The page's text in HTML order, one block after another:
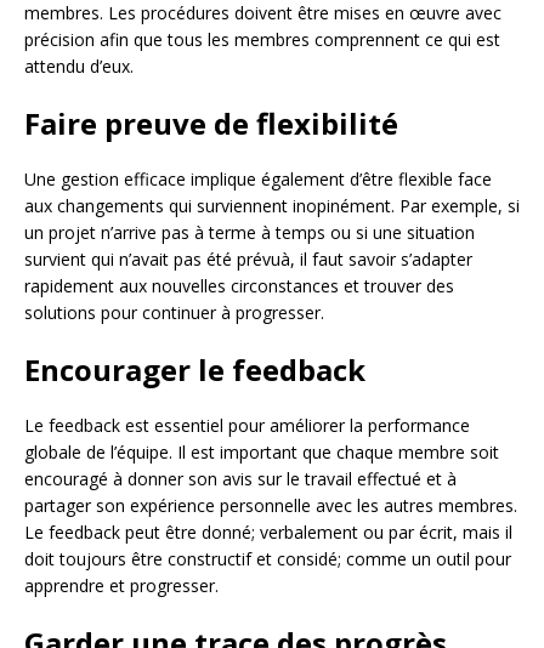
membres. Les procédures doivent être mises en œuvre avec
précision afin que tous les membres comprennent ce qui est
attendu d’eux.
Faire preuve de flexibilité
Une gestion efficace implique également d’être flexible face
aux changements qui surviennent inopinément. Par exemple, si
un projet n’arrive pas à terme à temps ou si une situation
survient qui n’avait pas été prévuà, il faut savoir s’adapter
rapidement aux nouvelles circonstances et trouver des
solutions pour continuer à progresser.
Encourager le feedback
Le feedback est essentiel pour améliorer la performance
globale de l’équipe. Il est important que chaque membre soit
encouragé à donner son avis sur le travail effectué et à
partager son expérience personnelle avec les autres membres.
Le feedback peut être donné; verbalement ou par écrit, mais il
doit toujours être constructif et considé; comme un outil pour
apprendre et progresser.